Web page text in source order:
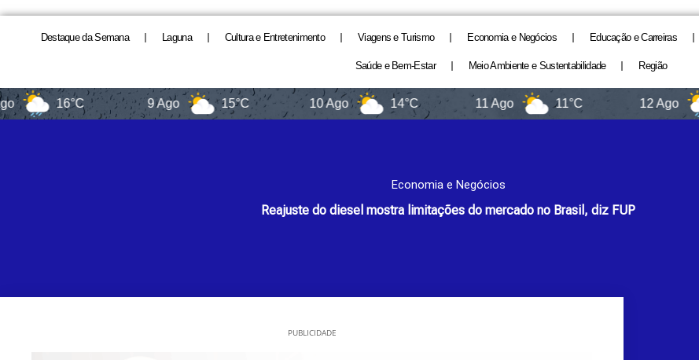
Destaque da Semana Laguna Cultura e Entretenimento Viagens e Turismo Economia e Negócios Educação e Carreiras
Saúde e Bem-Estar Meio Ambiente e Sustentabilidade Região
16°C 9 Ago 15°C 10 Ago 14°C 11 Ago 11°C 12 Ago 13°C
Economia e Negócios
Reajuste do diesel mostra limitações do mercado no Brasil, diz FUP
PUBLICIDADE